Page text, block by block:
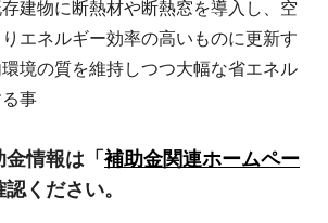
存建物に断熱材や断熱窓を導入し、空
エネルギー効率の高いものに更新す
境の質を維持しつつ大幅な省エネル
事
情報は「 補助金関連ホームペー
ください。